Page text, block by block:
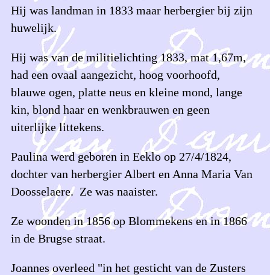
Hij was landman in 1833 maar herbergier bij zijn
huwelijk.
Hij was van de militielichting 1833, mat 1,67m,
had een ovaal aangezicht, hoog voorhoofd,
blauwe ogen, platte neus en kleine mond, lange
kin, blond haar en wenkbrauwen en geen
uiterlijke littekens.
Paulina werd geboren in Eeklo op 27/4/1824,
dochter van herbergier Albert en Anna Maria Van
Doosselaere. Ze was naaister.
Ze woonden in 1856 op Blommekens en in 1866
in de Brugse straat.
Joannes overleed "in het gesticht van de Zusters